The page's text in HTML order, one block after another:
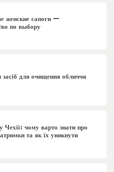
женские сапоги —
по выбору
для очищення обличчя
Чехії: чому варто знати про
та як їх уникнути